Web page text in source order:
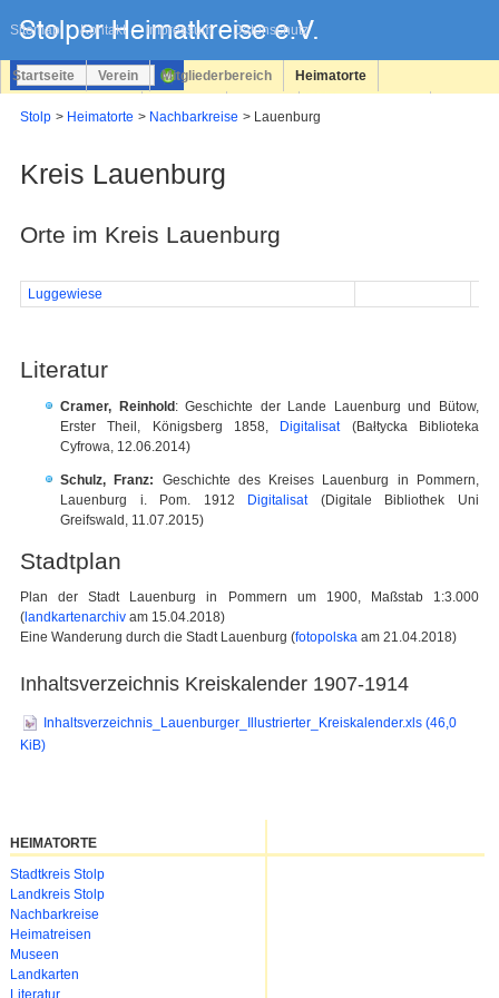
Sitemap Kontakt Impressum Datenschutz
überspringen
Startseite Verein Mitgliederbereich Heimatorte
Stolp Heimatorte Nachbarkreise Lauenburg
Kreis Lauenburg
Orte im Kreis Lauenburg
Luggewiese
Literatur
Cramer, Reinhold: Geschichte der Lande Lauenburg und Bütow,
Erster Theil, Königsberg 1858, Digitalisat(Bałtycka Biblioteka
Cyfrowa, 12.06.2014)
Schulz, Franz: Geschichte des Kreises Lauenburg in Pommern,
Lauenburg i. Pom. 1912 Digitalisat(Digitale Bibliothek Uni
Greifswald, 11.07.2015)
Stadtplan
Plan der Stadt Lauenburg in Pommern um 1900, Maßstab 1:3.000
( landkartenarchiv am 15.04.2018)
Eine Wanderung durch die Stadt Lauenburg (fotopolska am 21.04.2018)
Inhaltsverzeichnis Kreiskalender 1907-1914
Inhaltsverzeichnis_Lauenburger_Illustrierter_Kreiskalender.xls (46,0
KiB)
HEIMATORTE
Navigation
überspringen
Stadtkreis Stolp
Landkreis Stolp
Nachbarkreise
Heimatreisen
Museen
Landkarten
Literatur